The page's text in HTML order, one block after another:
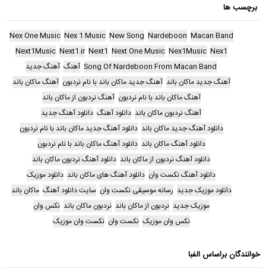
برچسب ها
Macan Band
Nardeboon
New Song
Nex 1 Music
Nex One Music
Nex1
Nex1Music
Next One Music
Next1
Next1.ir
Next1Music
Song Of Nardeboon From Macan Band آهنگ آهنگ جدید
آهنگ جدید ماکان باند آهنگ جدید ماکان باند با نام نردبون آهنگ ماکان باند
آهنگ ماکان باند با نام نردبون آهنگ نردبون از ماکان باند
آهنگ نردبون ماکان باند دانلود آهنگ دانلود آهنگ جدید
دانلود آهنگ جدید ماکان باند دانلود آهنگ جدید ماکان باند با نام نردبون
دانلود آهنگ ماکان باند دانلود آهنگ ماکان باند با نام نردبون
دانلود آهنگ نردبون از ماکان باند دانلود آهنگ نردبون ماکان باند
دانلود آهنگ نکست وان دانلود آهنگ های ماکان باند دانلود موزیک
دانلود موزیک جدید رسانه موسیقی نکست وان سایت دانلود آهنگ ماکان باند
موزیک جدید نردبون از ماکان باند نردبون ماکان باند نکس وان
نکس وان موزیک نکست وان نکست وان موزیک
خوانندگان براساس الفبا